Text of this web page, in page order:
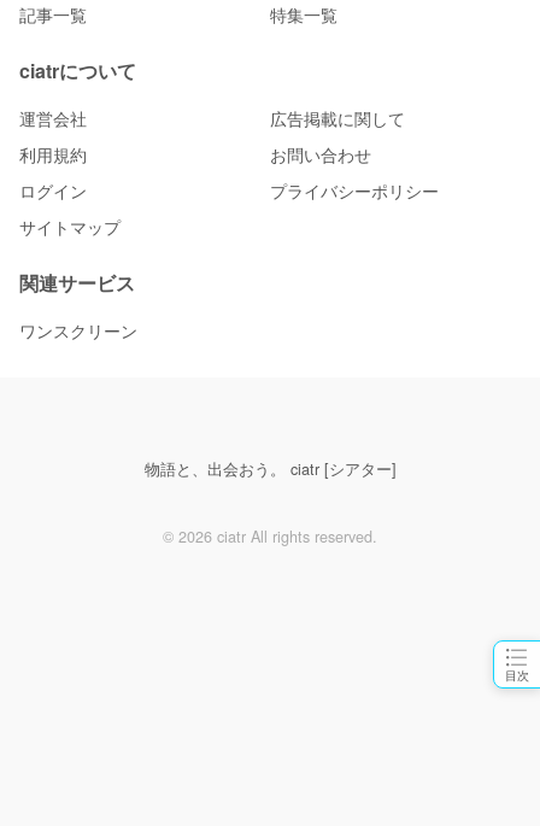
目次
記事一覧 特集一覧
ciatrについて
運営会社
広告掲載に関して
利用規約
お問い合わせ
ログイン
プライバシーポリシー
サイトマップ
関連サービス
ワンスクリーン
物語と、出会おう。 ciatr [シアター]
© 2026 ciatr All rights reserved.